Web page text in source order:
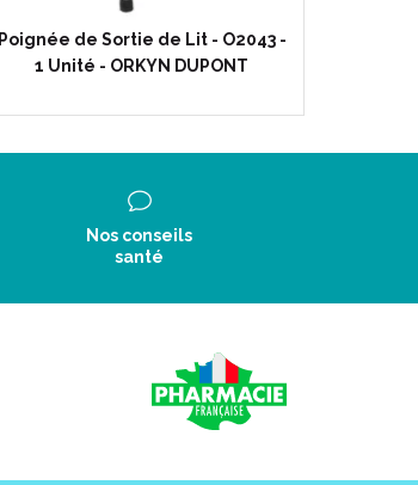
Poignée de Sortie de Lit - O2043 -
1 Unité - ORKYN DUPONT
Nos conseils
santé